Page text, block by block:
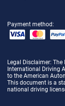
Payment method:
Legal Disclaimer: The
International Driving
to the American
This document is a
national driving